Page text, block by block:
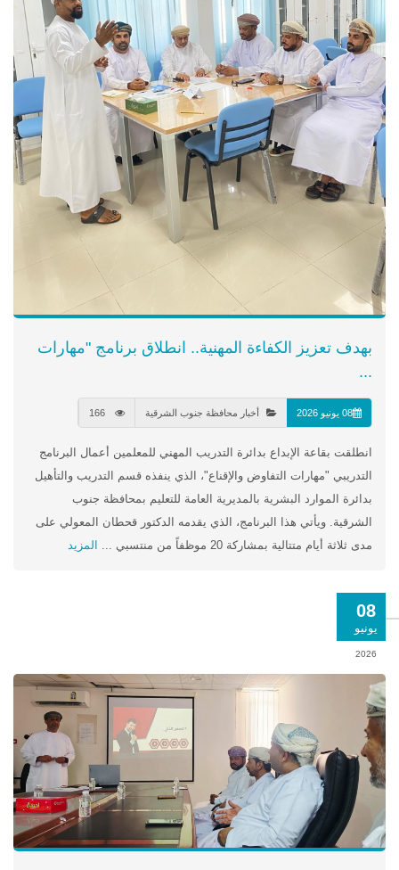
بهدف تعزيز الكفاءة المهنية.. انطلاق برنامج "مهارات
...
08 يونيو 2026 أخبار محافظة جنوب الشرقية
انطلقت بقاعة الإبداع بدائرة التدريب المهني للمعلمين أعمال البرنامج
التدريبي "مهارات التفاوض والإقناع"، الذي ينفذه قسم التدريب والتأهيل
بدائرة الموارد البشرية بالمديرية العامة للتعليم بمحافظة جنوب
الشرقية. ويأتي هذا البرنامج، الذي يقدمه الدكتور قحطان المعولي على
مدى ثلاثة أيام متتالية بمشاركة 20 موظفاً من منتسبي ...
المزيد
08
يونيو
2026